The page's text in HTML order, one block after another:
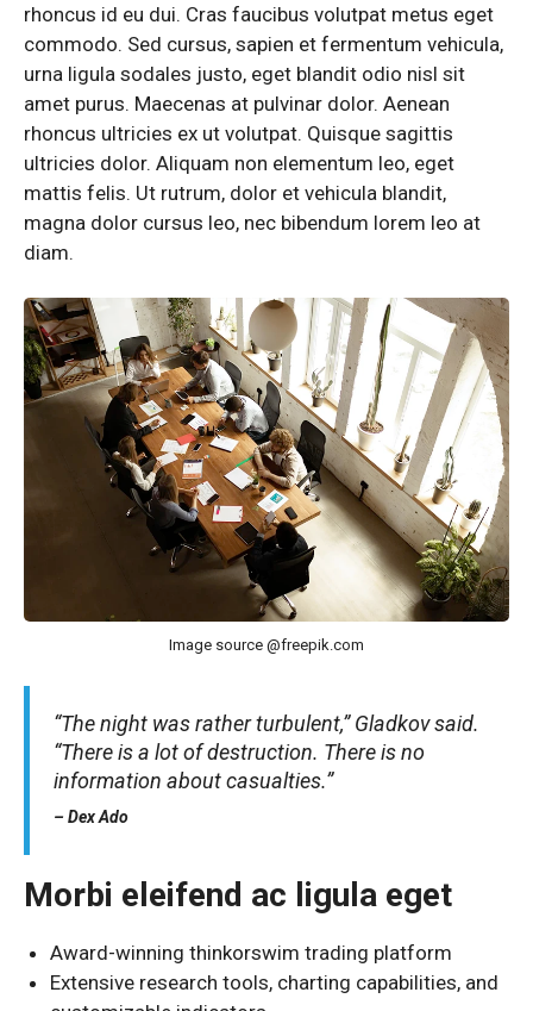
rhoncus id eu dui. Cras faucibus volutpat metus eget
commodo. Sed cursus, sapien et fermentum vehicula,
urna ligula sodales justo, eget blandit odio nisl sit
amet purus. Maecenas at pulvinar dolor. Aenean
rhoncus ultricies ex ut volutpat. Quisque sagittis
ultricies dolor. Aliquam non elementum leo, eget
mattis felis. Ut rutrum, dolor et vehicula blandit,
magna dolor cursus leo, nec bibendum lorem leo at
diam.
Image source @freepik.com
“The night was rather turbulent,” Gladkov said.
“There is a lot of destruction. There is no
information about casualties.”
– Dex Ado
Morbi eleifend ac ligula eget
Award-winning thinkorswim trading platform
Extensive research tools, charting capabilities, and